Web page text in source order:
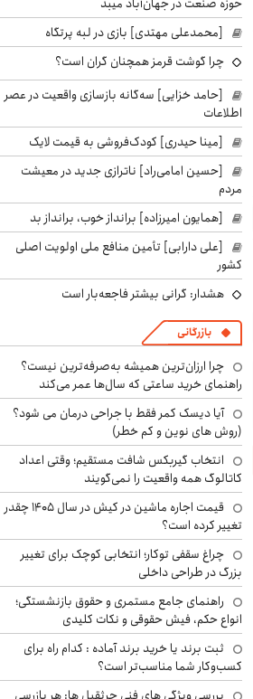
[محمدعلی مهتدی] بازی در لبه پرتگاه
چرا گوشت قرمز همچنان گران است؟
[حامد خزایی] سه‌گانه بازسازی واقعیت در عصر
اطلاعات
[مینا حیدری] کودک‌فروشی به قیمت لایک
[حسین امامی‌راد] ناترازی جدید در معیشت
مردم
[همایون امیرزاده] برانداز خوب، برانداز بد
[علی دارابی] تأمین منافع ملی اولویت اصلی
کشور
هشدار: گرانی بیشتر فاجعه‌بار است
بازرگانی
چرا ارزان‌ترین همیشه به‌صرفه‌ترین نیست؟
راهنمای خرید ساعتی که سال‌ها عمر می‌کند
آیا دیسک کمر فقط با جراحی درمان می شود؟
(روش های نوین و کم خطر)
انتخاب گیربکس شافت مستقیم؛ وقتی اعداد
کاتالوگ همه واقعیت را نمی‌گویند
قیمت اجاره ماشین در کیش در سال ۱۴۰۵ چقدر
تغییر کرده است؟
چراغ سقفی توکار؛ انتخابی کوچک برای تغییر
بزرگ در طراحی داخلی
راهنمای جامع مستمری و حقوق بازنشستگی؛
انواع حکم، فیش حقوقی و نکات کلیدی
ثبت برند یا خرید برند آماده : کدام راه برای
کسب‌وکار شما مناسب‌تر است؟